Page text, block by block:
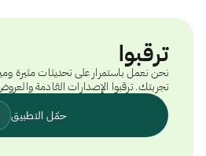
ترقبوا
نحن نعمل باستمرار على تحديثات مثيرة
تجربتك. ترقبوا الإصدارات القادمة
حمّل التطبيق